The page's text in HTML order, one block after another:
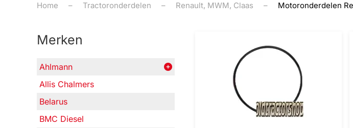
Home Tractoronderdelen Renault, MWM, Claas Motoronderdelen
Merken
Ahlmann
Allis Chalmers
Belarus
BMC Diesel